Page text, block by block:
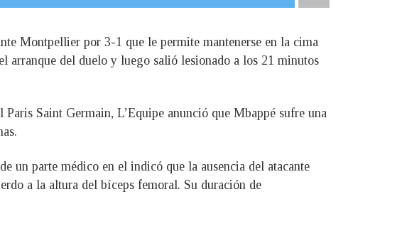
Montpellier por 3-1 que le permite mantenerse en la cima
arranque del duelo y luego salió lesionado a los 21 minutos
Saint Germain, L’Equipe anunció que Mbappé sufre una
un parte médico en el indicó que la ausencia del atacante
a la altura del bíceps femoral. Su duración de